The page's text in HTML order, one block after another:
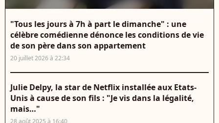
"Tous les jours à 7h à part le dimanche" : une
célèbre comédienne dénonce les conditions de vie
de son père dans son appartement
20 juillet 2026 à 22:34
Julie Delpy, la star de Netflix installée aux Etats-
Unis à cause de son fils : "Je vis dans la légalité,
mais…"
28 août 2025 à 16:40